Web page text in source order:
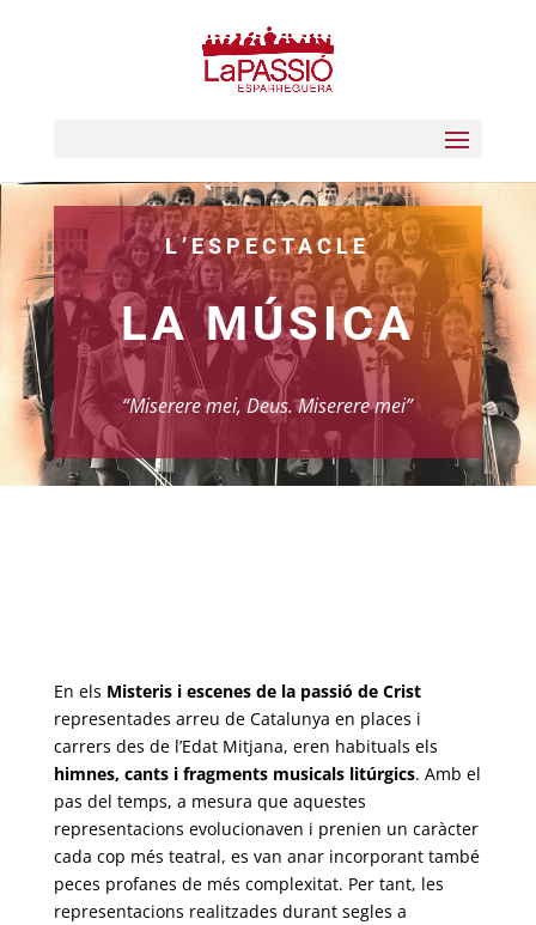
L’ESPECTACLE
LA MÚSICA
“Miserere mei, Deus. Miserere mei”
En els Misteris i escenes de la passió de Crist
representades arreu de Catalunya en places i
carrers des de l’Edat Mitjana, eren habituals els
himnes, cants i fragments musicals litúrgics. Amb el
pas del temps, a mesura que aquestes
representacions evolucionaven i prenien un caràcter
cada cop més teatral, es van anar incorporant també
peces profanes de més complexitat. Per tant, les
representacions realitzades durant segles a